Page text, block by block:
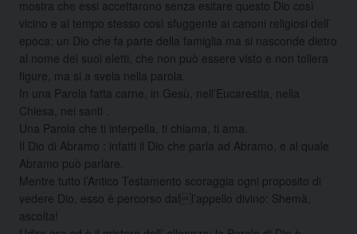
mostra che essi accettarono senza esitare questo Dio così
vicino e al tempo stesso così sfuggente ai canoni religiosi dell’
epoca: un Dio che fa parte della famiglia ma si nasconde dietro
al nome dei suoi eletti, che non può essere visto e non tollera
figure, ma si a svela nella parola.
In una Parola fatta carne, in Gesù, nell’Eucarestia, nella
Chiesa, nei santi .
Una Parola che ti interpella, ti chiama, ti ama.
Il Dio di Abramo : infatti il Dio che parla ad Abramo, e al quale
Abramo può parlare.
Mentre tutto l’Antico Testamento scoraggia ogni proposito di
vedere Dio, esso è percorso dall’appello divino: Shemà,
ascolta!